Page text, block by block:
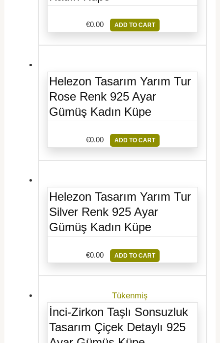
€0.00 ADD TO CART
Helezon Tasarım Yarım Tur
Rose Renk 925 Ayar
Gümüş Kadın Küpe
€0.00 ADD TO CART
Helezon Tasarım Yarım Tur
Silver Renk 925 Ayar
Gümüş Kadın Küpe
€0.00 ADD TO CART
Tükenmiş
İnci-Zirkon Taşlı Sonsuzluk
Tasarım Çiçek Detaylı 925